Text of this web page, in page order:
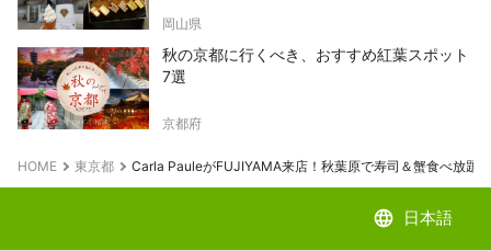
岡山県
秋の京都に行くべき、おすすめ紅葉スポット
7選
京都府
HOME 東京都 Carla PauleがFUJIYAMA来店！秋葉原で寿司＆蟹食べ放題
language 日本語